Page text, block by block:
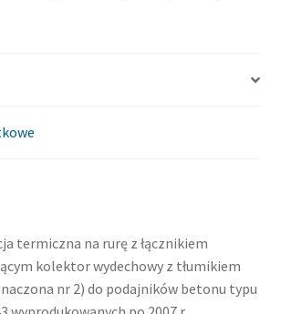
termiczna na rurę z łącznikiem
kolektor wydechowy z tłumikiem
nr 2) do podajników betonu typu